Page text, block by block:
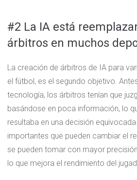
#2 La IA está
árbitros en muchos
La creación de árbitros de IA para
el fútbol, ​​es el segundo objetivo.
tecnología, los árbitros tenían que
basándose en poca información, lo
resultaba en una decisión
importantes que pueden cambiar el
se pueden tomar con mayor
lo que mejora el rendimiento del